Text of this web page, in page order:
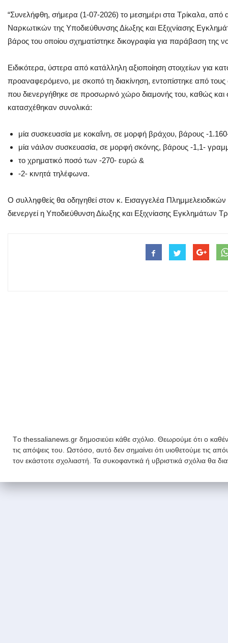
“Συνελήφθη, σήμερα (1-07-2026) το μεσημέρι στα Τρίκαλα, από
Ναρκωτικών της Υποδιεύθυνσης Δίωξης και Εξιχνίασης
βάρος του οποίου σχηματίστηκε δικογραφία για παράβαση της
Ειδικότερα, ύστερα από κατάλληλη αξιοποίηση στοιχείων για
προαναφερόμενο, με σκοπό τη διακίνηση, εντοπίστηκε από
που διενεργήθηκε σε προσωρινό χώρο διαμονής του, καθώς και
κατασχέθηκαν συνολικά:
μία συσκευασία με κοκαΐνη, σε μορφή βράχου, βάρους -
μία νάιλον συσκευασία, σε μορφή σκόνης, βάρους -1,1-
το χρηματικό ποσό των -270- ευρώ &
-2- κινητά τηλέφωνα.
Ο συλληφθείς θα οδηγηθεί στον κ. Εισαγγελέα
διενεργεί η Υποδιεύθυνση Δίωξης και Εξιχνίασης Εγκλημάτων
Tο thessalianews.gr δημοσιεύει κάθε σχόλιο. Θεωρούμε ότι ο
τις απόψεις του. Ωστόσο, αυτό δεν σημαίνει ότι υιοθετούμε τις
τον εκάστοτε σχολιαστή. Τα συκοφαντικά ή υβριστικά σχόλια θα